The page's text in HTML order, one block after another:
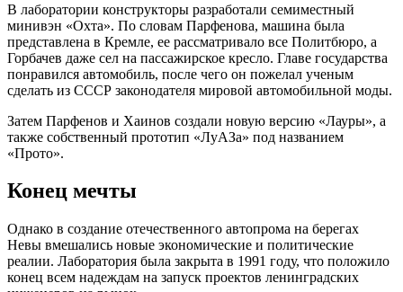
В лаборатории конструкторы разработали семиместный
минивэн «Охта». По словам Парфенова, машина была
представлена в Кремле, ее рассматривало все Политбюро, а
Горбачев даже сел на пассажирское кресло. Главе государства
понравился автомобиль, после чего он пожелал ученым
сделать из СССР законодателя мировой автомобильной моды.
Затем Парфенов и Хаинов создали новую версию «Лауры», а
также собственный прототип «ЛуАЗа» под названием
«Прото».
Конец мечты
Однако в создание отечественного автопрома на берегах
Невы вмешались новые экономические и политические
реалии. Лаборатория была закрыта в 1991 году, что положило
конец всем надеждам на запуск проектов ленинградских